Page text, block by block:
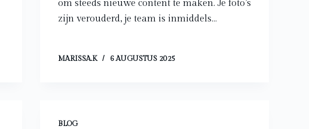
om steeds nieuwe content te maken. Je foto’s
zijn verouderd, je team is inmiddels…
MARISSA.K 6 AUGUSTUS 2025
BLOG